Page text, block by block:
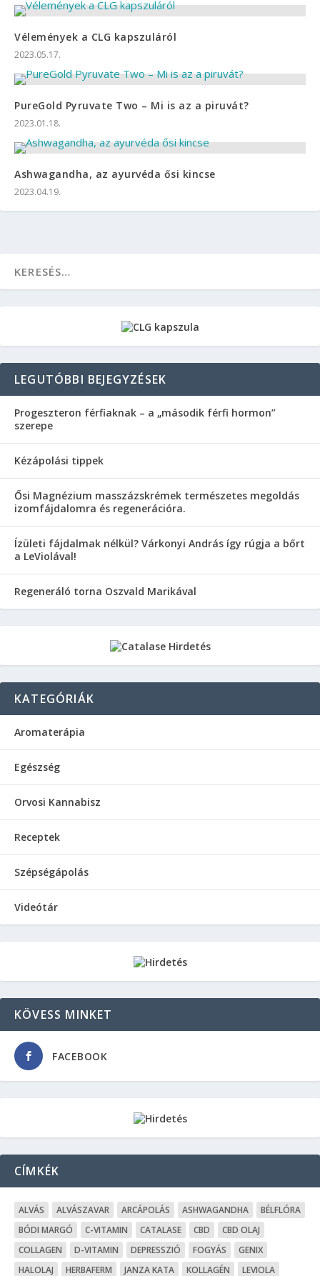
Vélemények a CLG kapszuláról
2023.05.17.
PureGold Pyruvate Two – Mi is az a piruvát?
2023.01.18.
Ashwagandha, az ayurvéda ősi kincse
2023.04.19.
LEGUTÓBBI BEJEGYZÉSEK
Progeszteron férfiaknak – a „második férfi hormon”
szerepe
Kézápolási tippek
Ősi Magnézium masszázskrémek természetes megoldás
izomfájdalomra és regenerációra.
Ízületi fájdalmak nélkül? Várkonyi András így rúgja a bőrt
a LeViolával!
Regeneráló torna Oszvald Marikával
KATEGÓRIÁK
Aromaterápia
Egészség
Orvosi Kannabisz
Receptek
Szépségápolás
Videótár
KÖVESS MINKET
FACEBOOK
CÍMKÉK
ALVÁS ALVÁSZAVAR ARCÁPOLÁS ASHWAGANDHA
BÉLFLÓRA
BÓDI MARGÓ
C-VITAMIN CATALASE CBD
CBD OLAJ
COLLAGEN
D-VITAMIN DEPRESSZIÓ FOGYÁS
GENIX
HALOLAJ
HERBAFERM JANZA KATA KOLLAGÉN LEVIOLA